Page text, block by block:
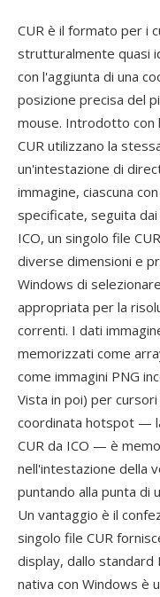
CUR è il formato per i
strutturalmente quasi
con l'aggiunta di una
posizione precisa del
mouse. Introdotto con
CUR utilizzano la
un'intestazione di
immagine, ciascuna
specificate, seguita
ICO, un singolo file
diverse dimensioni e
Windows di
appropriata per la
correnti. I dati
memorizzati come
come immagini PNG
Vista in poi) per
coordinata hotspot —
CUR da ICO — è
nell'intestazione della
puntando alla punta di
Un vantaggio è il
singolo file CUR
display, dallo standard
nativa con Windows è